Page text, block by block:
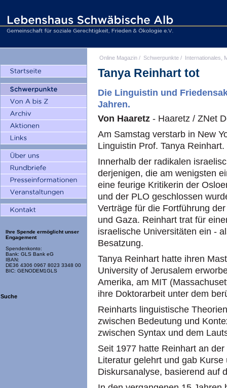
Ihre Spende ermöglicht unser
Engagement
Spendenkonto:
Bank: GLS Bank eG
IBAN:
DE36 4306 0967 8023 3348 00
BIC: GENODEM1GLS
Suche
Online Magazin / Schwerpunkte / Internationales,
Tanya Reinhart tot
Die Linguistin und
Jahren.
Von Haaretz - Haaretz / ZNet
Am Samstag verstarb in New
Linguistin Prof. Tanya
Innerhalb der radikalen
derjenigen, die am wenigsten
eine feurige Kritikerin der
und der PLO geschlossen
Verträge für die Fortführung
und Gaza. Reinhart trat für
israelische Universitäten ein -
Besatzung.
Tanya Reinhart hatte ihren
University of Jerusalem
Amerika, am MIT
ihre Doktorarbeit unter dem
Reinharts linguistische
zwischen Bedeutung und
zwischen Syntax und dem
Seit 1977 hatte Reinhart an
Literatur gelehrt und gab
Diskursanalyse, basierend auf